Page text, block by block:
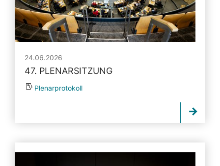
24.06.2026
47. PLENARSITZUNG
Plenarprotokoll